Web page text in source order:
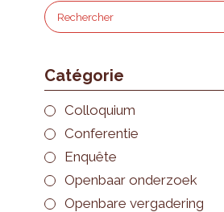
Catégorie
Colloquium
Conferentie
Enquête
Openbaar onderzoek
Openbare vergadering